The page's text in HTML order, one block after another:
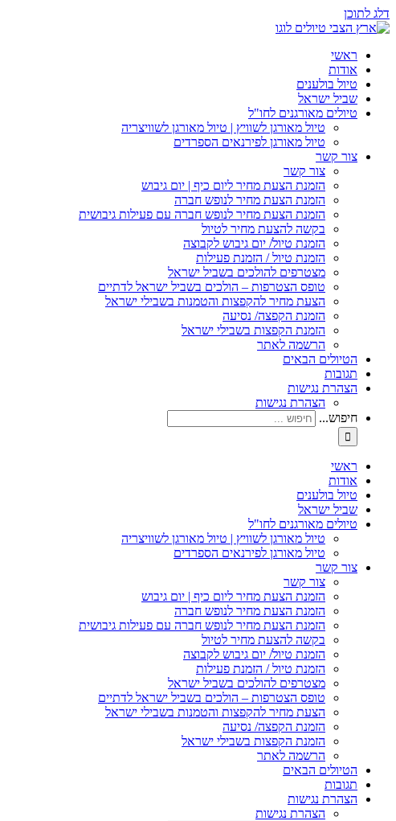
דלג לתוכן
ראשי
אודות
טיול בולענים
שביל ישראל
טיולים מאורגנים לחו"ל
טיול מאורגן לשוויץ | טיול מאורגן לשוויצריה
טיול מאורגן לפירנאים הספרדים
צור קשר
צור קשר
הזמנת הצעת מחיר ליום כיף | יום גיבוש
הזמנת הצעת מחיר לנופש חברה
הזמנת הצעת מחיר לנופש חברה עם פעילות גיבושית
בקשה להצעת מחיר לטיול
הזמנת טיול/ יום גיבוש לקבוצה
הזמנת טיול / הזמנת פעילות
מצטרפים להולכים בשביל ישראל
טופס הצטרפות – הולכים בשביל ישראל לדתיים
הצעת מחיר להקפצות והטמנות בשבילי ישראל
הזמנת הקפצה/ נסיעה
הזמנת הקפצות בשבילי ישראל
הרשמה לאתר
הטיולים הבאים
תגובות
הצהרת נגישות
הצהרת נגישות
חיפוש...
ראשי
אודות
טיול בולענים
שביל ישראל
טיולים מאורגנים לחו"ל
טיול מאורגן לשוויץ | טיול מאורגן לשוויצריה
טיול מאורגן לפירנאים הספרדים
צור קשר
צור קשר
הזמנת הצעת מחיר ליום כיף | יום גיבוש
הזמנת הצעת מחיר לנופש חברה
הזמנת הצעת מחיר לנופש חברה עם פעילות גיבושית
בקשה להצעת מחיר לטיול
הזמנת טיול/ יום גיבוש לקבוצה
הזמנת טיול / הזמנת פעילות
מצטרפים להולכים בשביל ישראל
טופס הצטרפות – הולכים בשביל ישראל לדתיים
הצעת מחיר להקפצות והטמנות בשבילי ישראל
הזמנת הקפצה/ נסיעה
הזמנת הקפצות בשבילי ישראל
הרשמה לאתר
הטיולים הבאים
תגובות
הצהרת נגישות
הצהרת נגישות